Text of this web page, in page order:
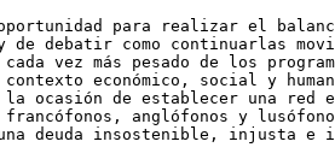
oportunidad para realizar el
y de debatir como continuarlas
vez más pesado de los
económico, social y
la ocasión de establecer una red
francófonos, anglófonos y
deuda insostenible, injusta e